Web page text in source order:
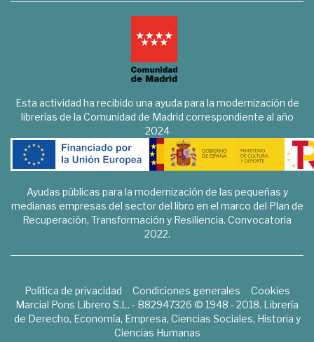
Esta actividad ha recibido una ayuda para la modernización de
librerías de la Comunidad de Madrid correspondiente al año
2024
Ayudas públicas para la modernización de las pequeñas y
medianas empresas del sector del libro en el marco del Plan de
Recuperación, Transformación y Resiliencia. Convocatoria
2022.
Política de privacidad Condiciones generales
Cookies
Marcial Pons Librero S.L. - B82947326 © 1948 - 2018. Librería
de Derecho, Economía, Empresa, Ciencias Sociales, Historia y
Ciencias Humanas